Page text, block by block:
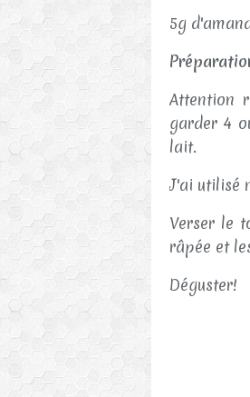
5g
Attention
garder 4
lait.
J'ai utilisé
Verser le
râpée et
Déguster!